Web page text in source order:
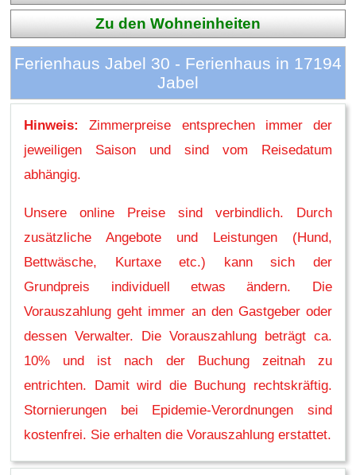
Zu den Wohneinheiten
Ferienhaus Jabel 30 - Ferienhaus in 17194
Jabel
Hinweis:
Zimmerpreise entsprechen immer der
jeweiligen Saison und sind vom Reisedatum
abhängig.
Unsere online Preise sind verbindlich. Durch
zusätzliche Angebote und Leistungen (Hund,
Bettwäsche, Kurtaxe etc.) kann sich der
Grundpreis individuell etwas ändern. Die
Vorauszahlung geht immer an den Gastgeber oder
dessen Verwalter. Die Vorauszahlung beträgt ca.
10% und ist nach der Buchung zeitnah zu
entrichten. Damit wird die Buchung rechtskräftig.
Stornierungen bei Epidemie-Verordnungen sind
kostenfrei. Sie erhalten die Vorauszahlung erstattet.